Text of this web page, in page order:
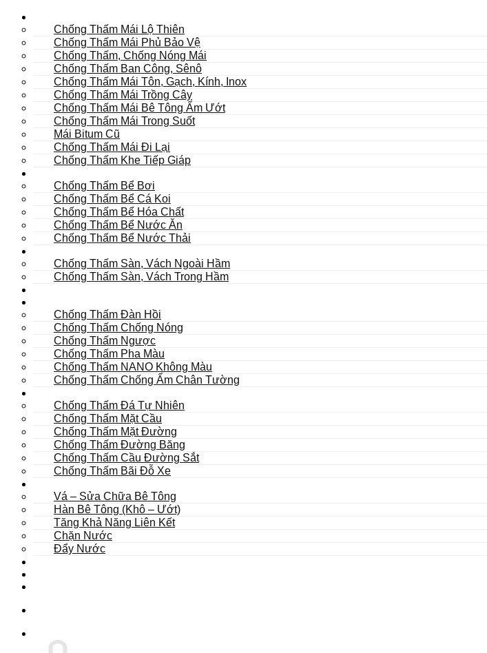
Chống Thấm Mái Lộ Thiên
Chống Thấm Mái Phủ Bảo Vệ
Chống Thấm, Chống Nóng Mái
Chống Thấm Ban Công, Sênô
Chống Thấm Mái Tôn, Gạch, Kính, Inox
Chống Thấm Mái Trồng Cây
Chống Thấm Mái Bê Tông Ẩm Ướt
Chống Thấm Mái Trong Suốt
Mái Bitum Cũ
Chống Thấm Mái Đi Lại
Chống Thấm Khe Tiếp Giáp
Chống Thấm Bể Bơi
Chống Thấm Bể Cá Koi
Chống Thấm Bể Hóa Chất
Chống Thấm Bể Nước Ăn
Chống Thấm Bể Nước Thải
Chống Thấm Sàn, Vách Ngoài Hầm
Chống Thấm Sàn, Vách Trong Hầm
Chống Thấm Đàn Hồi
Chống Thấm Chống Nóng
Chống Thấm Ngược
Chống Thấm Pha Màu
Chống Thấm NANO Không Màu
Chống Thấm Chống Ẩm Chân Tường
Chống Thấm Đá Tự Nhiên
Chống Thấm Mặt Cầu
Chống Thấm Mặt Đường
Chống Thấm Đường Băng
Chống Thấm Cầu Đường Sắt
Chống Thấm Bãi Đỗ Xe
Vá – Sửa Chữa Bê Tông
Hàn Bê Tông (Khô – Ướt)
Tăng Khả Năng Liên Kết
Chặn Nước
Đẩy Nước